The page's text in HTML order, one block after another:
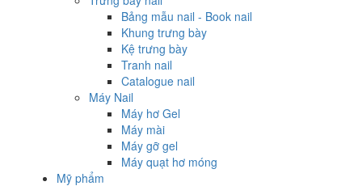
Bảng mẫu nail - Book nail
Khung trưng bày
Kệ trưng bày
Tranh nail
Catalogue nail
Máy Nail
Máy hơ Gel
Máy mài
Máy gỡ gel
Máy quạt hơ móng
Mỹ phẩm